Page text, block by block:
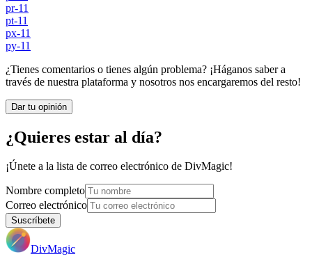
pr-11
pt-11
px-11
py-11
¿Tienes comentarios o tienes algún problema? ¡Háganos saber a
través de nuestra plataforma y nosotros nos encargaremos del resto!
Dar tu opinión
¿Quieres estar al día?
¡Únete a la lista de correo electrónico de DivMagic!
Nombre completo
Correo electrónico
Suscríbete
DivMagic